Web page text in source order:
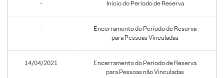
- Início do Período de Reserva
-
Encerramento do Período de Reserva
para Pessoas Vinculadas
14/04/2021
Encerramento do Período de Reserva
para Pessoas não Vinculadas